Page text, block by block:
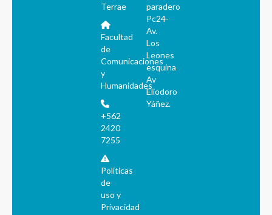
Terrae
Facultad
de
Comunicaciones
y
Humanidades
+562
2420
7255
Políticas
de
uso y
Privacidad
paradero
Pc24-
Av.
Los
Leones
esquina
Av
Eliodoro
Yáñez.